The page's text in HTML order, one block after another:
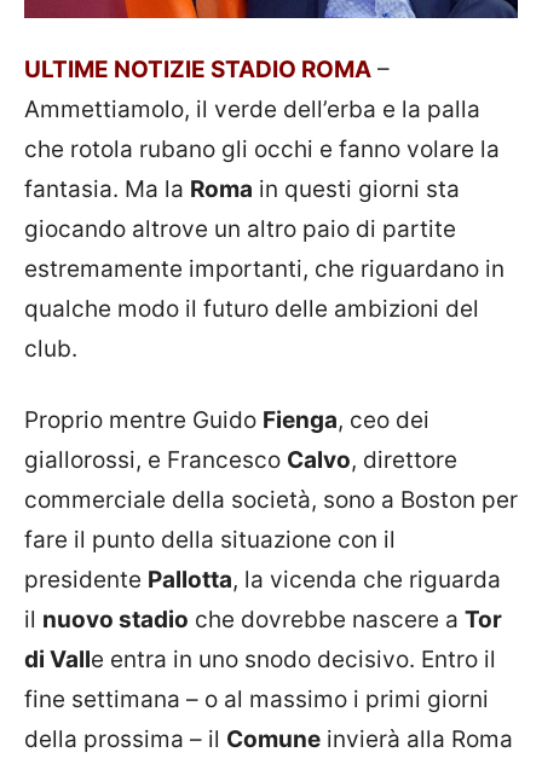
ULTIME NOTIZIE STADIO ROMA –
Ammettiamolo, il verde dell’erba e la palla
che rotola rubano gli occhi e fanno volare la
fantasia. Ma la Roma in questi giorni sta
giocando altrove un altro paio di partite
estremamente importanti, che riguardano in
qualche modo il futuro delle ambizioni del
club.
Proprio mentre Guido Fienga, ceo dei
giallorossi, e Francesco Calvo, direttore
commerciale della società, sono a Boston per
fare il punto della situazione con il
presidente Pallotta, la vicenda che riguarda
il nuovo stadio che dovrebbe nascere a Tor
di Valle entra in uno snodo decisivo. Entro il
fine settimana – o al massimo i primi giorni
della prossima – il Comune invierà alla Roma